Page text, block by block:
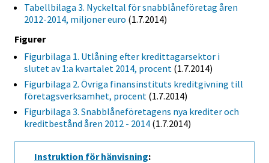
Tabellbilaga 3. Nyckeltal för snabblåneföretag åren
2012-2014, miljoner euro (1.7.2014)
Figurer
Figurbilaga 1. Utlåning efter kredittagarsektor i
slutet av 1:a kvartalet 2014, procent (1.7.2014)
Figurbilaga 2. Övriga finansinstituts kreditgivning till
företagsverksamhet, procent (1.7.2014)
Figurbilaga 3. Snabblåneföretagens nya krediter och
kreditbestånd åren 2012 - 2014 (1.7.2014)
Instruktion för hänvisning: